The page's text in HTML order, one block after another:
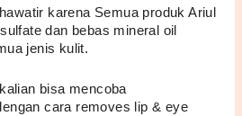
karena Semua produk Ariul
dan bebas mineral oil
jenis kulit.
bisa mencoba
cara removes lip & eye